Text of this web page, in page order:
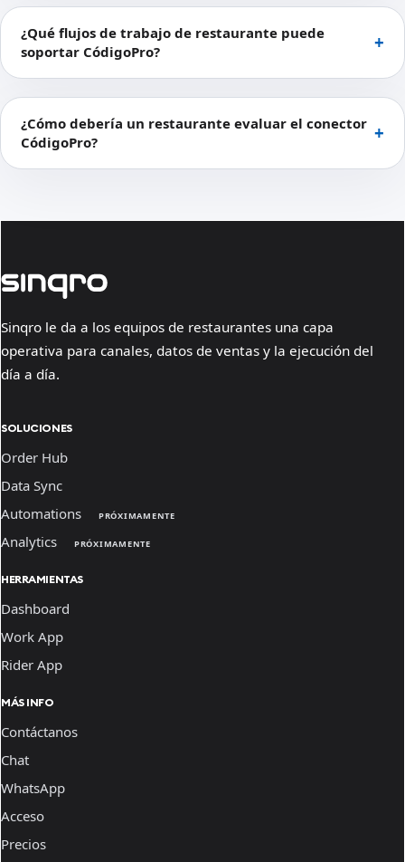
¿Qué flujos de trabajo de restaurante puede
soportar CódigoPro?
¿Cómo debería un restaurante evaluar el conector
CódigoPro?
Sinqro le da a los equipos de restaurantes una capa
operativa para canales, datos de ventas y la ejecución del
día a día.
SOLUCIONES
Order Hub
Data Sync
Automations
PRÓXIMAMENTE
Analytics PRÓXIMAMENTE
HERRAMIENTAS
Dashboard
Work App
Rider App
MÁS INFO
Contáctanos
Chat
WhatsApp
Acceso
Precios